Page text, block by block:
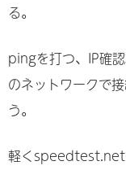
る。
pingを打つ、IP確
のネットワークで
う。
軽くspeedtest.net